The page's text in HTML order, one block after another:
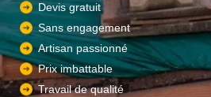
Devis gratuit
Sans engagement
Artisan passionné
Prix imbattable
Travail de qualité